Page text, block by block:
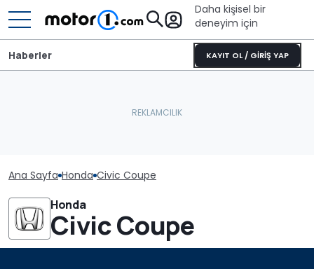
Daha kişisel bir
deneyim için
KAYIT OL / GİRİŞ YAP
Haberler
Ana Sayfa Honda Civic Coupe
Honda
Civic Coupe